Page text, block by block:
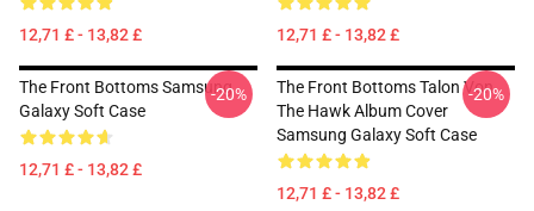
12,71 £ - 13,82 £ 12,71 £ - 13,82 £
The Front Bottoms Samsung
Galaxy Soft Case
12,71 £ - 13,82 £
-20%
The Front Bottoms Talon Von
The Hawk Album Cover
Samsung Galaxy Soft Case
12,71 £ - 13,82 £
-20%